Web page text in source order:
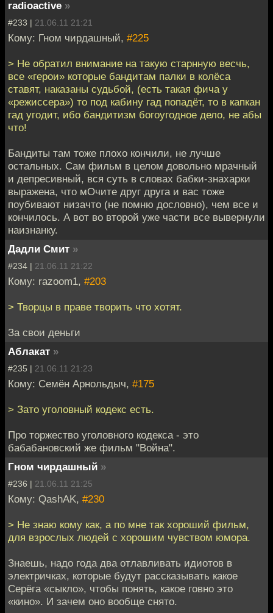
radioactive »
#233 | 21.06.11 21:21
Кому: Гном чирдашный, #225
> Не обратил внимание на такую старнную весчь,
все «герои» которые бандитам палки в колёса
ставят, наказаны судьбой, (есть такая фича у
«режиссера») то под кабину гад попадёт, то в капкан
гад угодит, ибо бандитизм богоугодное дело, не абы
что!
Бандиты там тоже плохо кончили, не лучше
остальных. Сам фильм в целом довольно мрачный
и депресивный, вся суть в словах бабки-знахарки
выражена, что мОчите друг друга и вас тоже
поубивают низачто (не помню дословно), чем все и
кончилось. А вот во второй уже части все вывернули
наизнанку.
Дадли Смит »
#234 | 21.06.11 21:22
Кому: razoom1, #203
> Творцы в праве творить что хотят.
За свои деньги
Аблакат »
#235 | 21.06.11 21:23
Кому: Семён Арнольдыч, #175
> Зато уголовный кодекс есть.
Про торжество уголовного кодекса - это
бабабановский же фильм "Война".
Гном чирдашный »
#236 | 21.06.11 21:25
Кому: QashAK, #230
> Не знаю кому как, а по мне так хороший фильм,
для взрослых людей с хорошим чувством юмора.
Знаешь, надо года два отлавливать идиотов в
электричках, которые будут рассказывать какое
Серёга «сыкло», чтобы понять, какое говно это
«кино». И зачем оно вообще снято.